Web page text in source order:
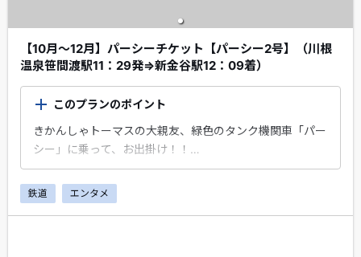
【10月～12月】パーシーチケット【パーシー2号】（川根
温泉笹間渡駅11：29発⇒新金谷駅12：09着）
このプランのポイント
きかんしゃトーマスの大親友、緑色のタンク機関車「パー
シー」に乗って、お出掛け！！
大井川本線の「川根温泉笹間渡駅」から出発！「新金谷
駅」まで乗車するプランです。※乗車券は、金谷駅まで有
鉄道 エンタメ